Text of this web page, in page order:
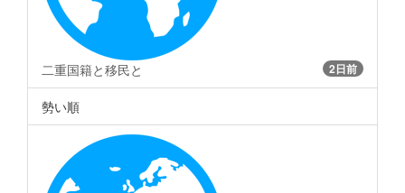
二重国籍と移民と 2日前
勢い順